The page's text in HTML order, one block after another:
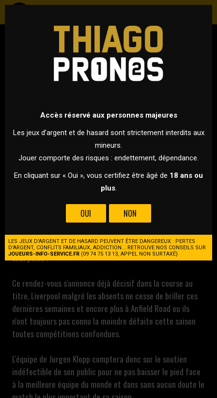
FOOTBALL
ANGLETERRE - PREMIER LEAGUE
10 MARS 2024 À 16H45
VS
C'EST LE CHOC DE CETTE 28ÈME JOURNÉE DE PREMIER LEAGUE,
LIVERPOOL ACCUEILLE MANCHESTER CITY À ANFIELD ROAD
C'est le match que l'on attends tous, le duel entre le leader
Liverpool (avant cette journée et la victoire d'Arsenal) et le
triple champion en titre Manchester City, séparés par un
seul point !
Ce rendez-vous s'annonce déjà décisif dans la course au
titre, Liverpool malgré les absents ne cesse de briller ces
dernières semaines et encore plus à Anfield Road ou ils
n'ont toujours pas connu la moindre défaite cette saison
toutes compétitions confondues.
L'équipe de Jurgen Klopp comptera donc sur le soutien
indéfectible de son public pour ne pas baisser le pied face
à la meilleure équipe du monde et dans sans aucun doute le
Accès réservé aux personnes majeures
Les jeux d’argent et de hasard sont strictement interdits aux
mineurs.
Jouer comporte des risques : endettement, dépendance.
En cliquant sur « Oui », vous certifiez être âgé de 18 ans ou
plus.
OUI NON
LES JEUX D'ARGENT ET DE HASARD PEUVENT ÊTRE DANGEREUX : PERTES
D'ARGENT, CONFLITS FAMILIAUX, ADDICTION... RETROUVE NOS CONSEILS SUR
JOUEURS-INFO-SERVICE.FR (09 74 75 13 13, APPEL NON SURTAXÉ)